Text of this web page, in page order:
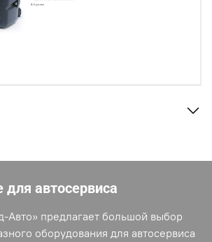
для автосервиса
Авто» предлагает большой выбор
оборудования для автосервиса